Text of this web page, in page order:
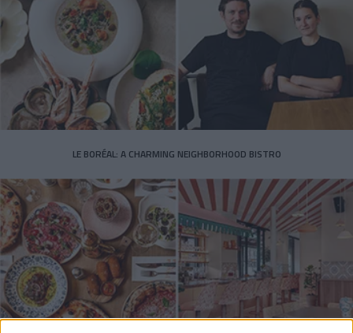
LE BORÉAL: A CHARMING NEIGHBORHOOD BISTRO